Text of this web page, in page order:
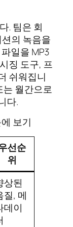
. 팀은 회
의 녹음을
일을 MP3
징 도구, 프
쉬워집니
는 월간으로
다.
보기
선순
위
상된
질, 메
데이